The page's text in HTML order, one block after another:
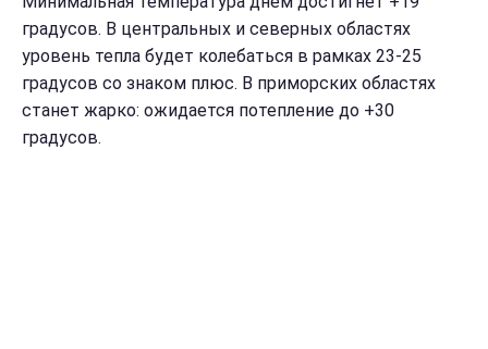
градусов. В центральных и северных областях
уровень тепла будет колебаться в рамках 23-25
градусов со знаком плюс. В приморских областях
станет жарко: ожидается потепление до +30
градусов.